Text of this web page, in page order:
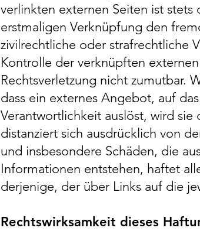
verlinkten externen Seiten ist
erstmaligen Verknüpfung den
zivilrechtliche oder strafrechtliche
Kontrolle der verknüpften
Rechtsverletzung nicht zumutbar.
dass ein externes Angebot, auf
Verantwortlichkeit auslöst, wird
distanziert sich ausdrücklich von
und insbesondere Schäden, die
Informationen entstehen, haftet
derjenige, der über Links auf die
Rechtswirksamkeit dieses